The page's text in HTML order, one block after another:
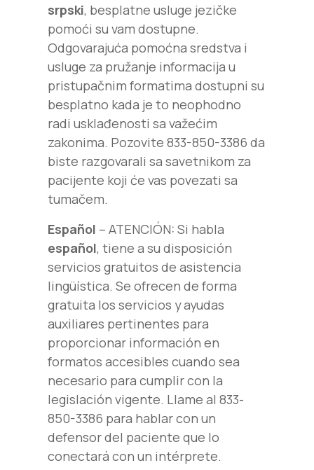
srpski, besplatne usluge jezičke
pomoći su vam dostupne.
Odgovarajuća pomoćna sredstva i
usluge za pružanje informacija u
pristupačnim formatima dostupni su
besplatno kada je to neophodno
radi usklađenosti sa važećim
zakonima. Pozovite 833-850-3386 da
biste razgovarali sa savetnikom za
pacijente koji će vas povezati sa
tumačem.
Español – ATENCIÓN: Si habla
español, tiene a su disposición
servicios gratuitos de asistencia
lingüística. Se ofrecen de forma
gratuita los servicios y ayudas
auxiliares pertinentes para
proporcionar información en
formatos accesibles cuando sea
necesario para cumplir con la
legislación vigente. Llame al 833-
850-3386 para hablar con un
defensor del paciente que lo
conectará con un intérprete.